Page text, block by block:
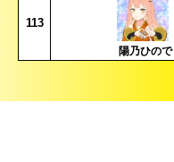
113
陽乃ひので